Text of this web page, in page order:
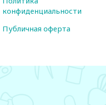
конфиденциальности
Публичная оферта